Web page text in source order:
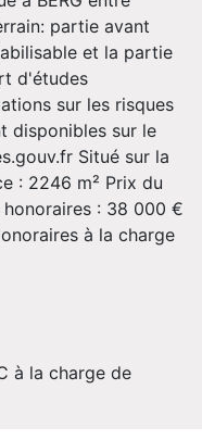
partie avant
et la partie
d'études
sur les risques
disponibles sur le
Situé sur la
: 2246 m² Prix du
: 38 000 €
à la charge
à la charge de